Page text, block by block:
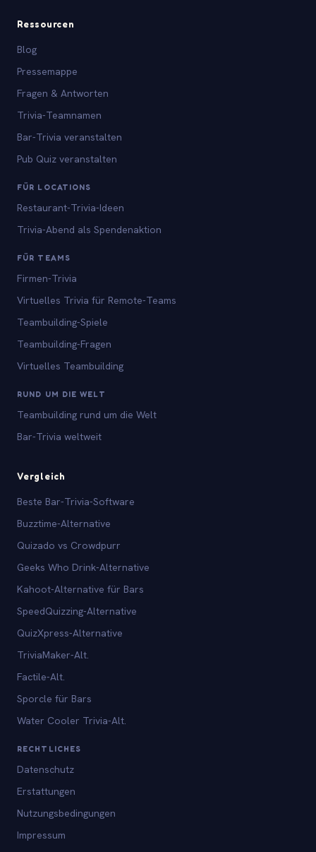
Ressourcen
Blog
Pressemappe
Fragen & Antworten
Trivia-Teamnamen
Bar-Trivia veranstalten
Pub Quiz veranstalten
FÜR LOCATIONS
Restaurant-Trivia-Ideen
Trivia-Abend als Spendenaktion
FÜR TEAMS
Firmen-Trivia
Virtuelles Trivia für Remote-Teams
Teambuilding-Spiele
Teambuilding-Fragen
Virtuelles Teambuilding
RUND UM DIE WELT
Teambuilding rund um die Welt
Bar-Trivia weltweit
Vergleich
Beste Bar-Trivia-Software
Buzztime-Alternative
Quizado vs Crowdpurr
Geeks Who Drink-Alternative
Kahoot-Alternative für Bars
SpeedQuizzing-Alternative
QuizXpress-Alternative
TriviaMaker-Alt.
Factile-Alt.
Sporcle für Bars
Water Cooler Trivia-Alt.
RECHTLICHES
Datenschutz
Erstattungen
Nutzungsbedingungen
Impressum